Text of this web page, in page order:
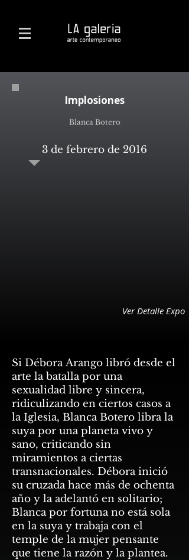
Implosiones
Blanca Botero
3 de febrero de 2016
Ver Detalle Expo
Si Débora Arango libró desde el
arte la batalla por una
sexualidad libre y sincera,
ridiculizando en ciertos casos a
la Iglesia, Blanca Botero libra la
suya por una planeta vivo y
sano, criticando sin
miramientos a ciertas
transnacionales. Débora inició
su cruzada hace más de ochenta
año y la adelantó en solitario;
Blanca por fortuna no está sola
en la suya y trabaja con el
temple de la mujer pensante
que tiene la razón y la plantea.